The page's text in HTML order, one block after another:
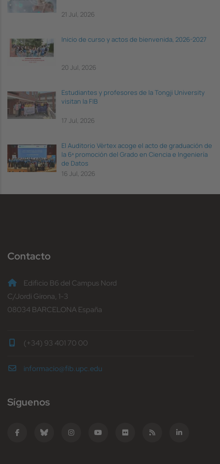
21 Jul, 2026
Inicio de curso y actos de bienvenida, 2026-2027
20 Jul, 2026
Estudiantes y profesores de la Tongji University
visitan la FIB
17 Jul, 2026
El Auditorio Vèrtex acoge el acto de graduación de
la 6ª promoción del Grado en Ciencia e Ingeniería
de Datos
16 Jul, 2026
Contacto
Edificio B6 del Campus Nord
C/Jordi Girona, 1-3
08034 BARCELONA España
(+34) 93 401 70 00
informacio@fib.upc.edu
Síguenos